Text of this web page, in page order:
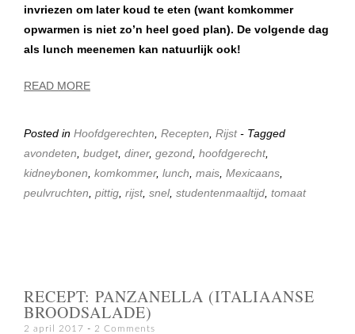
invriezen om later koud te eten (want komkommer
opwarmen is niet zo’n heel goed plan). De volgende dag
als lunch meenemen kan natuurlijk ook!
READ MORE
Posted in Hoofdgerechten Recepten Rijst - Tagged
avondeten budget, diner, gezond hoofdgerecht,
kidneybonen komkommer, lunch mais Mexicaans
peulvruchten pittig rijst, snel, studentenmaaltijd tomaat
RECEPT: PANZANELLA (ITALIAANSE
BROODSALADE)
2 april 2017 2 Comments